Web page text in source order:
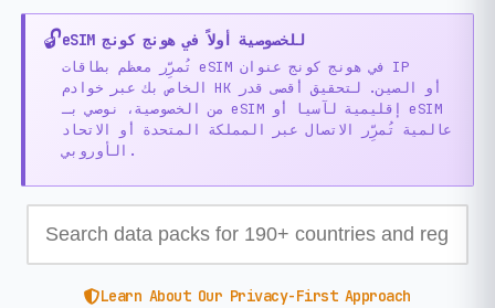
🔓 eSIM للخصوصية أولاً في هونج كونج
تُمرِّر معظم بطاقات eSIM في هونج كونج عنوان IP
الخاص بك عبر خوادم HK أو الصين. لتحقيق أقصى قدر
من الخصوصية، نوصي بـ eSIM إقليمية لآسيا أو eSIM
عالمية تُمرِّر الاتصال عبر المملكة المتحدة أو الاتحاد
الأوروبي.
Learn About Our Privacy-First Approach